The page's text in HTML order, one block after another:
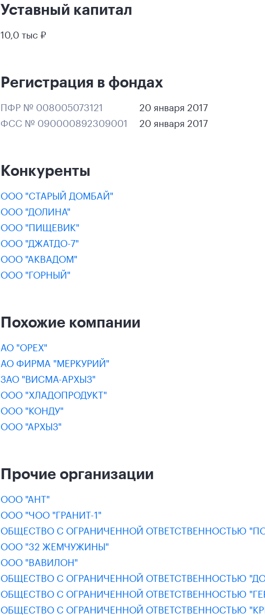
Уставный капитал
10,0 тыс ₽
Регистрация в фондах
ПФР № 008005073121
20 января 2017
ФСС № 090000892309001
20 января 2017
Конкуренты
ООО "СТАРЫЙ ДОМБАЙ"
ООО "ДОЛИНА"
ООО "ПИЩЕВИК"
ООО "ДЖАТДО-7"
ООО "АКВАДОМ"
ООО "ГОРНЫЙ"
Похожие компании
АО "ОРЕХ"
АО ФИРМА "МЕРКУРИЙ"
ЗАО "ВИСМА-АРХЫЗ"
ООО "ХЛАДОПРОДУКТ"
ООО "КОНДУ"
ООО "АРХЫЗ"
Прочие организации
ООО "АНТ"
ООО "ЧОО "ГРАНИТ-1"
ОБЩЕСТВО С ОГРАНИЧЕННОЙ ОТВЕТСТВЕННОСТЬЮ
ООО "32 ЖЕМЧУЖИНЫ"
ООО "ВАВИЛОН"
ОБЩЕСТВО С ОГРАНИЧЕННОЙ ОТВЕТСТВЕННОСТЬЮ
ОБЩЕСТВО С ОГРАНИЧЕННОЙ ОТВЕТСТВЕННОСТЬЮ
ОБЩЕСТВО С ОГРАНИЧЕННОЙ ОТВЕТСТВЕННОСТЬЮ